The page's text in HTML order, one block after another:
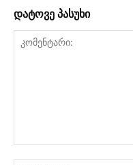
დატოვე პასუხი